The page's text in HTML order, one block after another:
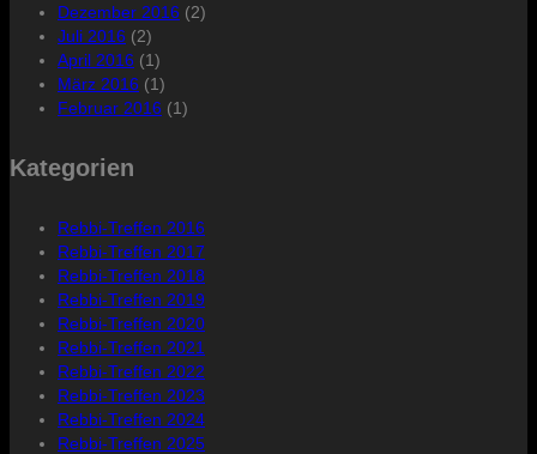
Dezember 2016 (2)
Juli 2016 (2)
April 2016 (1)
März 2016 (1)
Februar 2016 (1)
Kategorien
Rebbi-Treffen 2016
Rebbi-Treffen 2017
Rebbi-Treffen 2018
Rebbi-Treffen 2019
Rebbi-Treffen 2020
Rebbi-Treffen 2021
Rebbi-Treffen 2022
Rebbi-Treffen 2023
Rebbi-Treffen 2024
Rebbi-Treffen 2025